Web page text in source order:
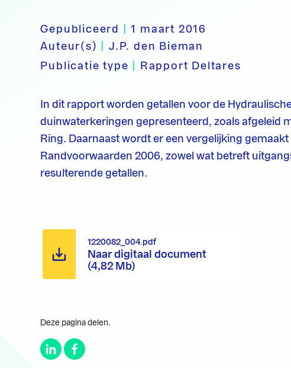
Gepubliceerd |1 maart 2016
Auteur(s)
J.P. den Bieman
Publicatie type
Rapport Deltares
In dit rapport worden getallen voor de
duinwaterkeringen gepresenteerd, zoals afgeleid
Ring. Daarnaast wordt er een vergelijking
Randvoorwaarden 2006, zowel wat betreft
resulterende getallen.
Naar digitaal document
(4,82 Mb)
1220082_004.pdf
Deze pagina delen.